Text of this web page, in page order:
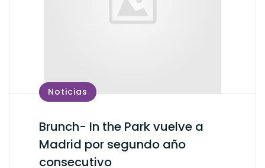
Noticias
Brunch- In the Park vuelve a
Madrid por segundo año
consecutivo